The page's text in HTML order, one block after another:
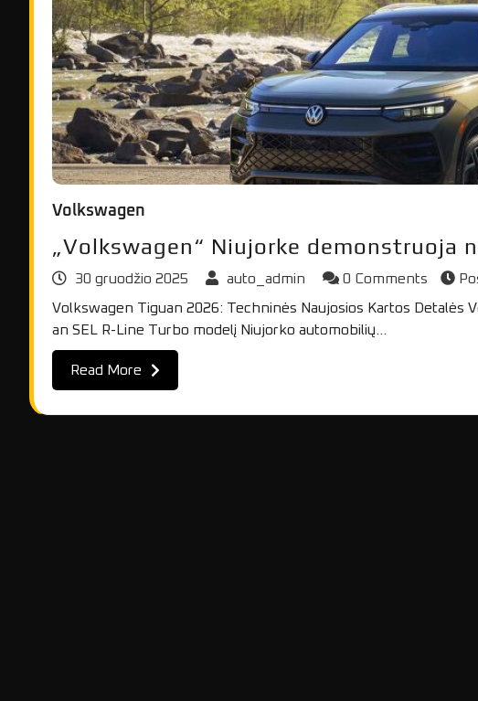
Volkswagen
„Volkswagen“ Niujorke demonstruoja
30 gruodžio 2025 auto_admin 0 Comments
Volkswagen Tiguan 2026: Techninės Naujosios Kartos Detalės
an SEL R-Line Turbo modelį Niujorko automobilių…
Read More